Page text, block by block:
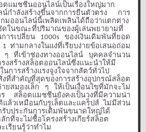
ตแมชชีนออนไลน์เป็นเรื่องใหญ่มาก
กำลังสร้างขึ้นจากการยืนตัวตรง
การ
มออนไลน์นี้เพลิดเพลินได้ถือว่าแตกต่าง
ดในขณะที่ปริมาณของผู้เล่นพยายามที่
ารเปลี่ยน 1000s ของเงินเดิมพันที่ยอด
1 ท่ามกลางในแง่ที่เรียบง่ายข้อเสนอถ่อม
ๆ ที่เข้าช่องทางออนไลน์
บุคคลจำนวน
งสร้างสล็อตออนไลน์ซึ่งแนะนำให้มี
การสร้างแรงจูงใจจากสัตว์ทั่วไป
งที่สำคัญที่สุดของการสร้างอุปกรณ์สล็อต
ยสมองเล็ก
ๆ
ให้เป็นเงื่อนไขที่มักจะไม่
สล็อตแมชชีนยังคงเป็นวงที่มีความน่า
ล้วเหมือนกับรูเล็ตและแคร็ปส์ ไม่มีส่วน
รับประกันการเดิมพันขนาดใหญ่ได้
กที่จะไม่ซื้อโครงสร้างเกียร์สล็อต
เรียนรู้ว่าทำไม